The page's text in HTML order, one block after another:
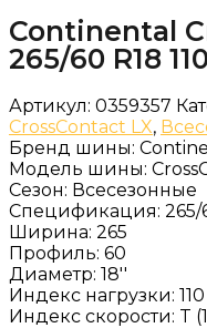
Continental
265/60 R18
Артикул: 0359357
CrossContact LX,
Бренд шины:
Модель шины:
Сезон: Всесезонные
Спецификация: 265/
Ширина: 265
Профиль: 60
Диаметр: 18''
Индекс нагрузки:
Индекс скорости: T